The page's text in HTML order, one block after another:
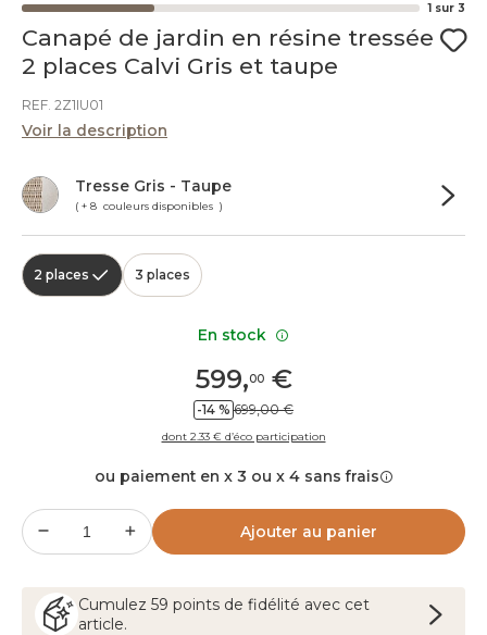
1 sur 3
Canapé de jardin en résine tressée
2 places Calvi Gris et taupe
REF. 2Z1IU01
Voir la description
Tresse Gris - Taupe
( + 8 couleurs disponibles )
2 places 3 places
599,00€
-14 % 699,00 €
dont 2.33 € d’éco participation
ou paiement en x 3 ou x 4 sans frais
Ajouter au panier
Cumulez 59 points de fidélité avec cet
article.